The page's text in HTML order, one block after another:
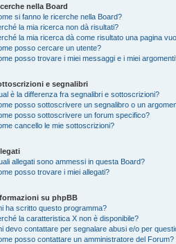
nella Board
si fanno le ricerche nella Board?
la mia ricerca non dà risultati?
la mia ricerca dà come risultato una pagina
posso cercare un utente?
posso trovare i miei messaggi e i miei
e segnalibri
è la differenza fra segnalibri e sottoscrizioni?
posso sottoscrivere un segnalibro o un
posso sottoscrivere un forum specifico?
cancello le mie sottoscrizioni?
allegati sono ammessi in questa Board?
posso trovare i miei allegati?
su phpBB
ha scritto questo programma?
la caratteristica X non è disponibile?
devo contattare per segnalare abusi e/o per
posso contattare un amministratore del Forum?